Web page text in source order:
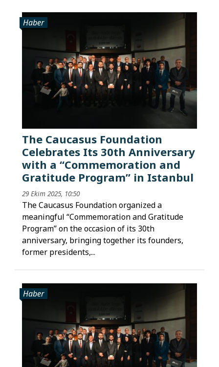
Haber
The Caucasus Foundation
Celebrates Its 30th Anniversary
with a “Commemoration and
Gratitude Program” in Istanbul
29 Ekim 2025, 10:50
The Caucasus Foundation organized a
meaningful “Commemoration and Gratitude
Program” on the occasion of its 30th
anniversary, bringing together its founders,
former presidents,...
Haber